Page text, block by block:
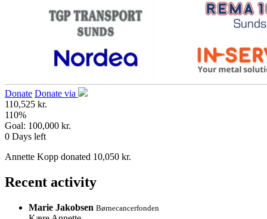
Donate Donate via
110,525 kr.
110%
Goal: 100,000 kr.
0 Days left
Annette Kopp donated 10,050 kr.
Recent activity
Marie Jakobsen Børnecancerfonden